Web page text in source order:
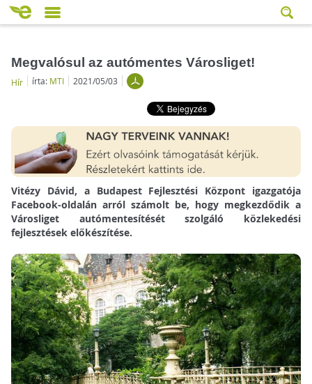
Megvalósul az autómentes Városliget!
Hír írta: MTI 2021/05/03
Vitézy Dávid, a Budapest Fejlesztési Központ igazgatója
Facebook-oldalán arról számolt be, hogy megkezdődik a
Városliget autómentesítését szolgáló közlekedési
fejlesztések előkészítése.